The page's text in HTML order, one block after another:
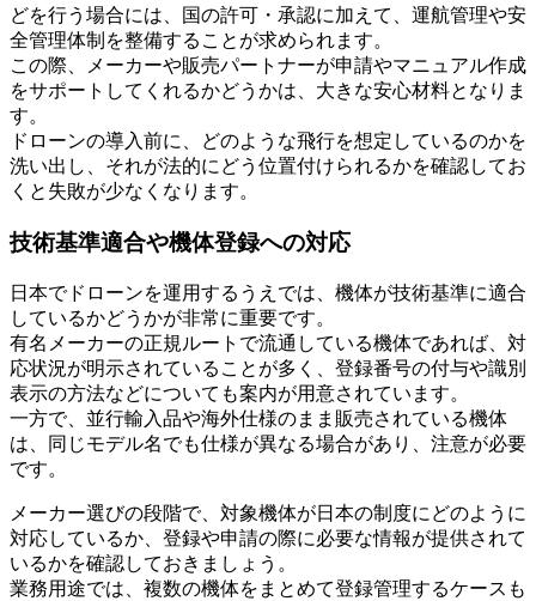
どを行う場合には、国の許可・承認に加えて、運航管理や安
全管理体制を整備することが求められます。
この際、メーカーや販売パートナーが申請やマニュアル作成
をサポートしてくれるかどうかは、大きな安心材料となりま
す。
ドローンの導入前に、どのような飛行を想定しているのかを
洗い出し、それが法的にどう位置付けられるかを確認してお
くと失敗が少なくなります。
技術基準適合や機体登録への対応
日本でドローンを運用するうえでは、機体が技術基準に適合
しているかどうかが非常に重要です。
有名メーカーの正規ルートで流通している機体であれば、対
応状況が明示されていることが多く、登録番号の付与や識別
表示の方法などについても案内が用意されています。
一方で、並行輸入品や海外仕様のまま販売されている機体
は、同じモデル名でも仕様が異なる場合があり、注意が必要
です。
メーカー選びの段階で、対象機体が日本の制度にどのように
対応しているか、登録や申請の際に必要な情報が提供されて
いるかを確認しておきましょう。
業務用途では、複数の機体をまとめて登録管理するケースも